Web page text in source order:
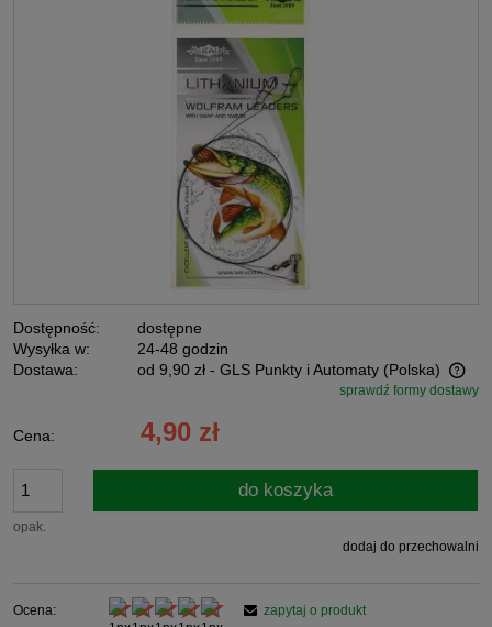
Dostępność:
dostępne
Wysyłka w:
24-48 godzin
Dostawa:
od 9,90 zł - GLS Punkty i Automaty (Polska)
Cena nie zawiera ewentualnych kosztów płatnościsprawdź formy dostawy
Cena: 4,90 zł
opak.
do koszyka
dodaj do przechowalni
Ocena:
zapytaj o produkt